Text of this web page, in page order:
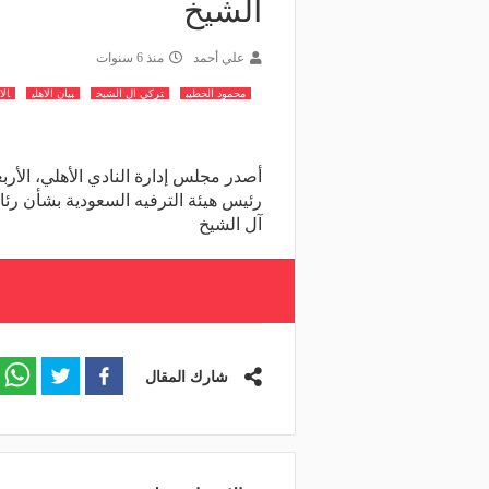
الشيخ
علي أحمد منذ 6 سنوات
محمود الخطيب تركي ال الشيخ بيان الاهلي
أصدر مجلس إدارة النادي الأهلي،
رئيس هيئة الترفيه السعودية بشأن
آل الشيخ
شارك المقال